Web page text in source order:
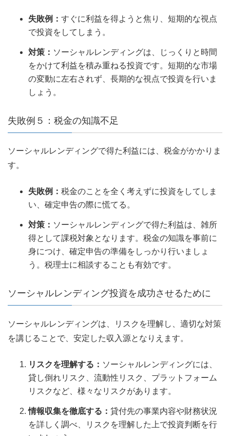
失敗例： すぐに利益を得ようと焦り、短期的な視点
で投資をしてしまう。
対策： ソーシャルレンディングは、じっくりと時間
をかけて利益を積み重ねる投資です。短期的な市場
の変動に左右されず、長期的な視点で投資を行いま
しょう。
失敗例５：税金の知識不足
ソーシャルレンディングで得た利益には、税金がかかりま
す。
失敗例： 税金のことを全く考えずに投資をしてしま
い、確定申告の際に慌てる。
対策： ソーシャルレンディングで得た利益は、雑所
得として課税対象となります。税金の知識を事前に
身につけ、確定申告の準備をしっかり行いましょ
う。税理士に相談することも有効です。
ソーシャルレンディング投資を成功させるために
ソーシャルレンディングは、リスクを理解し、適切な対策
を講じることで、安定した収入源となりえます。
リスクを理解する： ソーシャルレンディングには、
貸し倒れリスク、流動性リスク、プラットフォーム
リスクなど、様々なリスクがあります。
情報収集を徹底する： 貸付先の事業内容や財務状況
を詳しく調べ、リスクを理解した上で投資判断を行